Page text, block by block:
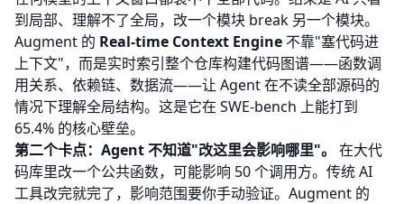
到局部、理解不了全局，改一个模块 break 另一个模块。
Augment 的 Real-time Context Engine 不靠"塞代码进
上下文"，而是实时索引整个仓库构建代码图谱——函数调
用关系、依赖链、数据流——让 Agent 在不读全部源码的
情况下理解全局结构。这是它在 SWE-bench 上能打到
65.4% 的核心壁垒。
第二个卡点：Agent 不知道"改这里会影响哪里"。 在大代
码库里改一个公共函数，可能影响 50 个调用方。传统 AI
工具改完就完了，影响范围要你手动验证。Augment 的